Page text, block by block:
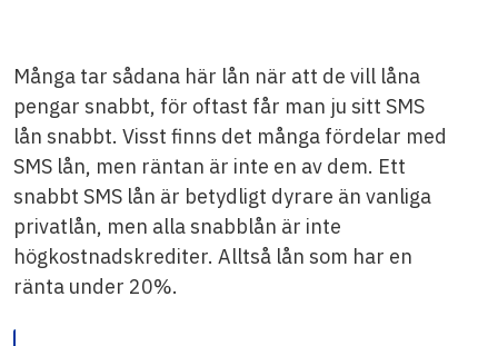
Många tar sådana här lån när att de vill låna
pengar snabbt, för oftast får man ju sitt SMS
lån snabbt. Visst finns det många fördelar med
SMS lån, men räntan är inte en av dem. Ett
snabbt SMS lån är betydligt dyrare än vanliga
privatlån, men alla snabblån är inte
högkostnadskrediter. Alltså lån som har en
ränta under 20%.